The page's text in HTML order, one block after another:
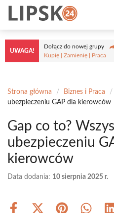
Przejdź
treści
UWAGA!
Dołącz do nowej grupy
Kupię | Zamienię | Praca
Strona główna / Biznes i Praca /
ubezpieczeniu GAP dla kierowców
Gap co to?
ubezpieczeniu
kierowców
Data dodania: 10 sierpnia 2025 r.